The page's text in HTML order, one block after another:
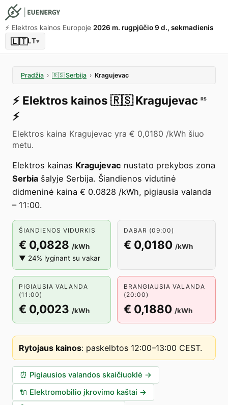
⚡️ Elektros kainos Europoje 2026 m. rugpjūčio 9 d., sekmadienis
🇱🇹LT▾
Pradžia › 🇷🇸 Serbija › Kragujevac
⚡️ Elektros kainos 🇷🇸 Kragujevac RS
⚡️
Elektros kaina Kragujevac yra € 0,0180 /kWh šiuo
metu.
Elektros kainas Kragujevac nustato prekybos zona
Serbia šalyje Serbija. Šiandienos vidutinė
didmeninė kaina € 0.0828 /kWh, pigiausia valanda
– 11:00.
ŠIANDIENOS VIDURKIS
€ 0,0828 /kWh
▼ 24% lyginant su vakar
DABAR (09:00)
€ 0,0180 /kWh
PIGIAUSIA VALANDA
(11:00)
€ 0,0023 /kWh
BRANGIAUSIA VALANDA
(20:00)
€ 0,1880 /kWh
Rytojaus kainos: paskelbtos 12:00–13:00 CEST.
⏰ Pigiausios valandos skaičiuoklė →
🔌 Elektromobilio įkrovimo kaštai →